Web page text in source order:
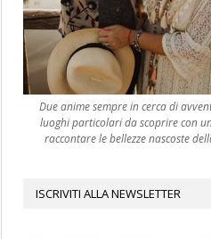
Due anime sempre in cerca di
luoghi particolari da scoprire con
raccontare le bellezze nascoste
ISCRIVITI ALLA NEWSLETTER